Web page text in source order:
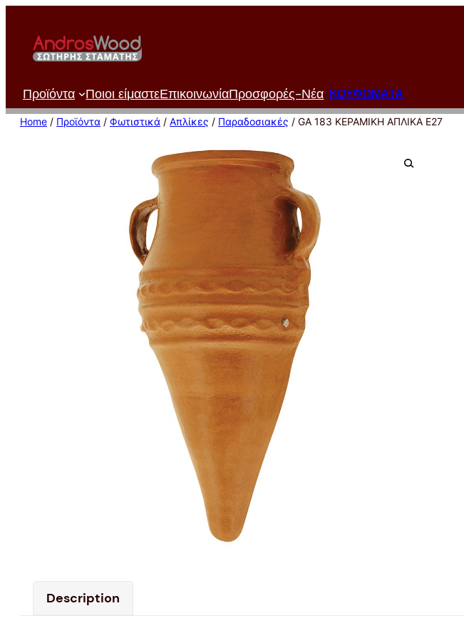
περιεχόμενο
Προϊόντα Ποιοι είμαστεΕπικοινωνίαΠροσφορές-Νέα ΚΟΥΦΩΜΑΤΑ
Home / Προϊόντα / Φωτιστικά / Απλίκες / Παραδοσιακές / GA 183 ΚΕΡΑMIKH ΑΠΛΙΚΑ Ε27
Description